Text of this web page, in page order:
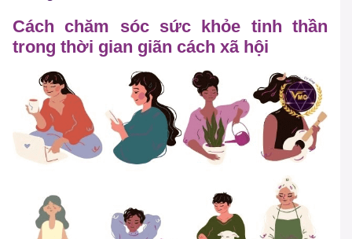
Cách chăm sóc sức khỏe tinh thần
trong thời gian giãn cách xã hội